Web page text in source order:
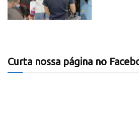
Curta nossa página no